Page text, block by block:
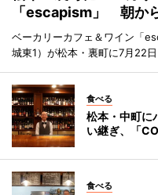
「escapism」 朝か
ベーカリーカフェ＆ワイン「
城東1）が松本・裏町に7月22日
食べる
松本・中町
い継ぎ、「
食べる